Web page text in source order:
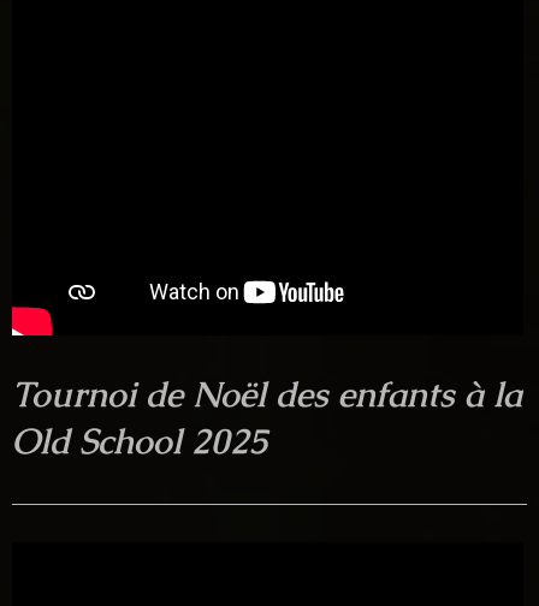
Tournoi de Noël des enfants à la
Old School 2025